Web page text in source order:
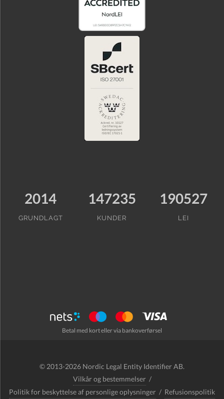
2014
GRUNDLAGT
147235
KUNDER
190527
LEI
Betal med kort eller via bankoverførsel
© 2013-2026 Nordic Legal Entity Identifier AB.
Vilkår og bestemmelser /
Politik for beskyttelse af personlige oplysninger / Refusionspolitik